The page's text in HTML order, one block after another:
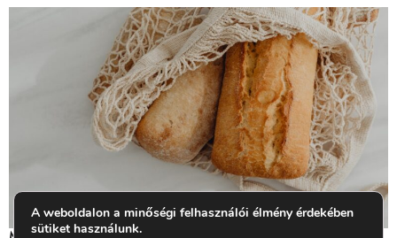
A weboldalon a minőségi felhasználói élmény érdekében
sütiket használunk.